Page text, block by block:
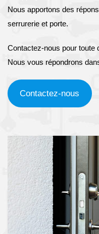
Nous apportons des
serrurerie et porte.
Contactez-nous pour toute
Nous vous répondrons
Contactez-nous